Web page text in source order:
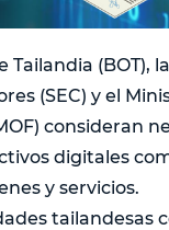
Tailandia (BOT),
(SEC) y el
consideran
digitales
y servicios.
tailandesas